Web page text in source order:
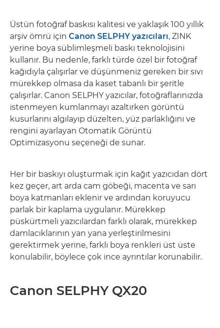
Üstün fotoğraf baskısı kalitesi ve yaklaşık 100 yıllık
arşiv ömrü için Canon SELPHY yazıcıları, ZINK
yerine boya süblimleşmeli baskı teknolojisini
kullanır. Bu nedenle, farklı türde özel bir fotoğraf
kağıdıyla çalışırlar ve düşünmeniz gereken bir sıvı
mürekkep olmasa da kaset tabanlı bir şeritle
çalışırlar. Canon SELPHY yazıcılar, fotoğraflarınızda
istenmeyen kumlanmayı azaltırken görüntü
kusurlarını algılayıp düzelten, yüz parlaklığını ve
rengini ayarlayan Otomatik Görüntü
Optimizasyonu seçeneği de sunar.
Her bir baskıyı oluşturmak için kağıt yazıcıdan dört
kez geçer, art arda cam göbeği, macenta ve sarı
boya katmanları eklenir ve ardından koruyucu
parlak bir kaplama uygulanır. Mürekkep
püskürtmeli yazıcılardan farklı olarak, mürekkep
damlacıklarının yan yana yerleştirilmesini
gerektirmek yerine, farklı boya renkleri üst üste
konulabilir, böylece çok ince ayrıntılar korunabilir.
Canon SELPHY QX20